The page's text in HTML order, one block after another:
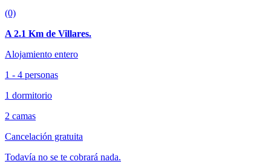
(0)
A 2.1 Km de Villares.
Alojamiento entero
1 - 4 personas
1 dormitorio
2 camas
Cancelación gratuita
Todavía no se te cobrará nada.